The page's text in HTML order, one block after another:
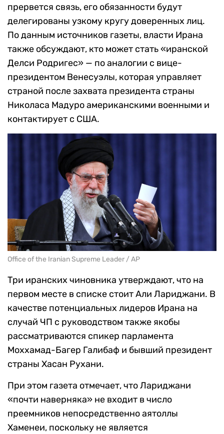
прервется связь, его обязанности будут
делегированы узкому кругу доверенных лиц.
По данным источников газеты, власти Ирана
также обсуждают, кто может стать «иранской
Делси Родригес» — по аналогии с вице-
президентом Венесуэлы, которая управляет
страной после захвата президента страны
Николаса Мадуро американскими военными и
контактирует с США.
Office of the Iranian Supreme Leader / AP
Три иранских чиновника утверждают, что на
первом месте в списке стоит Али Лариджани. В
качестве потенциальных лидеров Ирана на
случай ЧП с руководством также якобы
рассматриваются спикер парламента
Моххамад-Багер Галибаф и бывший президент
страны Хасан Рухани.
При этом газета отмечает, что Лариджани
«почти наверняка» не входит в число
преемников непосредственно аятоллы
Хаменеи, поскольку не является